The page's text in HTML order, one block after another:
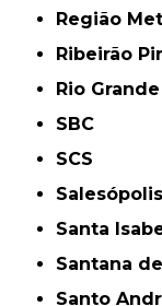
Região
Ribeirão
Rio
SBC
SCS
Salesópolis
Santa
Santana
Santo